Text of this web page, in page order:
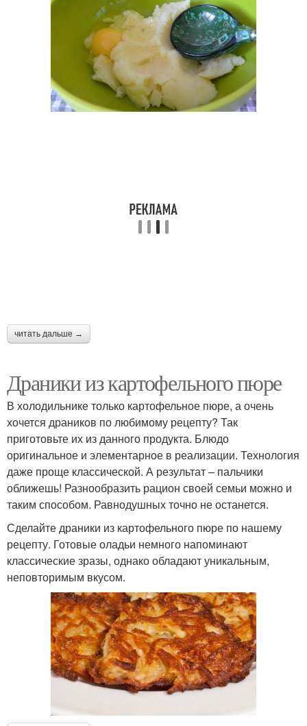
читать дальше →
Драники из картофельного пюре
В холодильнике только картофельное пюре, а очень
хочется драников по любимому рецепту? Так
приготовьте их из данного продукта. Блюдо
оригинальное и элементарное в реализации. Технология
даже проще классической. А результат – пальчики
оближешь! Разнообразить рацион своей семьи можно и
таким способом. Равнодушных точно не останется.
Сделайте драники из картофельного пюре по нашему
рецепту. Готовые оладьи немного напоминают
классические зразы, однако обладают уникальным,
неповторимым вкусом.